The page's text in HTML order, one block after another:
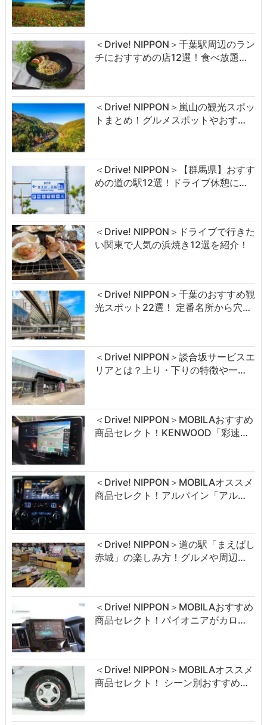
＜Drive! NIPPON＞千葉駅周辺のラン
チにおすすめの店12選！食べ放題…
＜Drive! NIPPON＞嵐山の観光スポッ
トまとめ！グルメスポットやおす…
＜Drive! NIPPON＞【群馬県】おすす
めの道の駅12選！ドライブ休憩に…
＜Drive! NIPPON＞ドライブで行きた
い関東で人気の浜焼き12選を紹介！
＜Drive! NIPPON＞千葉のおすすめ観
光スポット22選！ 定番名所から穴…
＜Drive! NIPPON＞談合坂サービスエ
リアとは？上り・下りの特徴や一…
＜Drive! NIPPON＞MOBILAおすすめ
商品セレクト！KENWOOD「彩速…
＜Drive! NIPPON＞MOBILAオススメ
商品セレクト！アルパイン「アル…
＜Drive! NIPPON＞道の駅「まえばし
赤城」の楽しみ方！グルメや周辺…
＜Drive! NIPPON＞MOBILAおすすめ
商品セレクト！パイオニアがカロ…
＜Drive! NIPPON＞MOBILAオススメ
商品セレクト！ シーン別おすすめ…